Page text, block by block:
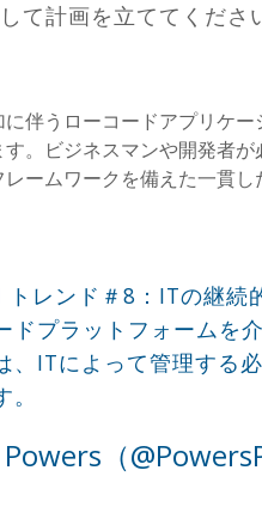
て計画を立ててくださ
伴うローコードアプリケ
。ビジネスマンや開発者
ームワークを備えた一貫し
トレンド＃8：ITの継続
ドプラットフォームを
、ITによって管理する
（